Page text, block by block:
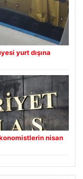
yurt dışına
nisan